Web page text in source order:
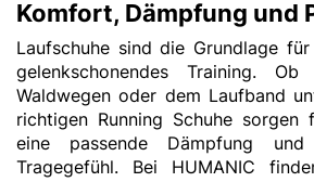
Komfort, Dämpfung und
Laufschuhe sind die Grundlage
gelenkschonendes Training.
Waldwegen oder dem Laufband
richtigen Running Schuhe sorgen
eine passende Dämpfung und
Tragegefühl. Bei HUMANIC